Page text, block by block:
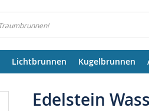
Lichtbrunnen Kugelbrunnen
Edelstein